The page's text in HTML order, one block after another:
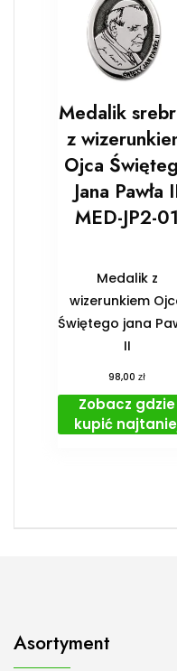
Medalik
z
Ojca
Jana Pawła
MED-JP2-01
Medalik z
wizerunkiem
Świętego jana
II
98,00zł
Zobacz gdzie
kupić
Asortyment